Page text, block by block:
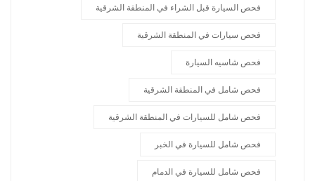
فحص السيارة قبل الشراء في المنطقة الشرقية
فحص سيارات في المنطقة الشرقية
فحص شاسيه السيارة
فحص شامل في المنطقة الشرقية
فحص شامل للسيارات في المنطقة الشرقية
فحص شامل للسيارة في الخبر
فحص شامل للسيارة في الدمام